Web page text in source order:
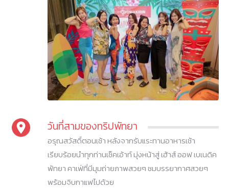
วันที่สามของทริปพัทยา
อรุณสวัสดิ์ตอนเช้า หลังจากรับแระทานอาหารเช้า
เรียบร้อยนำทุกท่านเช็คเอ้าท์ มุ่งหน้าสู่ เฮ้าส์ ออฟ เบเนดิค
พัทยา คาเฟ่ที่มีมุมถ่ายภาพสวยๆ ชมบรรยากาศสวยๆ
พร้อมจิบกาแฟไปด้วย